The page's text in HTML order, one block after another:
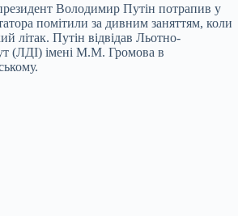
Володимир Путін потрапив у
помітили за дивним заняттям, коли
літак. Путін відвідав Льотно-
(ЛДІ) імені М.М. Громова в